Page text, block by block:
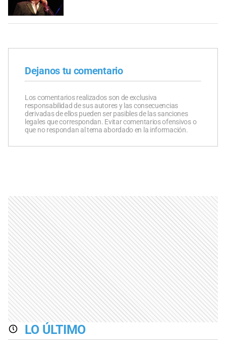
Dejanos tu comentario
Los comentarios realizados son de exclusiva
responsabilidad de sus autores y las consecuencias
derivadas de ellos pueden ser pasibles de las sanciones
legales que correspondan. Evitar comentarios ofensivos o
que no respondan al tema abordado en la información.
LO ÚLTIMO